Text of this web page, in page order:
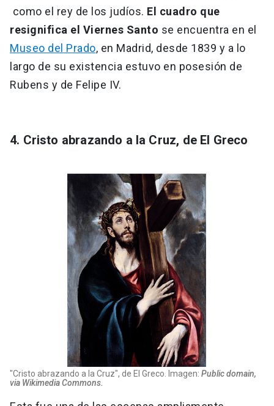
como el rey de los judíos. El cuadro que
resignifica el Viernes Santo se encuentra en el
Museo del Prado, en Madrid, desde 1839 y a lo
largo de su existencia estuvo en posesión de
Rubens y de Felipe IV.
4. Cristo abrazando a la Cruz, de El Greco
"Cristo abrazando a la Cruz", de El Greco. Imagen: Public domain,
via Wikimedia Commons.